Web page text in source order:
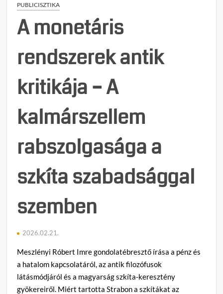
PUBLICISZTIKA
A monetáris
rendszerek antik
kritikája – A
kalmárszellem
rabszolgasága a
szkíta szabadsággal
szemben
2026.02.21.
Meszlényi Róbert Imre gondolatébresztő írása a pénz és
a hatalom kapcsolatáról, az antik filozófusok
látásmódjáról és a magyarság szkíta-keresztény
gyökereiről. Miért tartotta Strabon a szkítákat az